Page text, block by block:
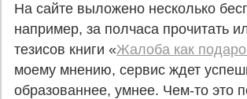
На сайте выложено несколько
например, за полчаса прочитать
тезисов книги «Жалоба как
моему мнению, сервис ждет
образованнее, умнее. Чем-то это